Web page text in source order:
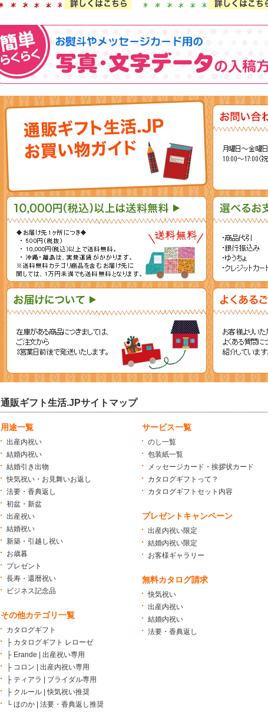
通販ギフト生活.JPサイトマップ
用途一覧
出産内祝い
結婚内祝い
結婚引き出物
快気祝い・お見舞いお返し
法要・香典返し
初盆・新盆
出産祝い
結婚祝い
新築・引越し祝い
お歳暮
プレゼント
長寿・還暦祝い
ビジネス記念品
その他カテゴリ一覧
カタログギフト
├ カタログギフト レローゼ
├ Erande | 出産祝い専用
├ コロン | 出産内祝い専用
├ ティアラ | ブライダル専用
├ クルール | 快気祝い推奨
└ ほのか | 法要・香典返し推奨
サービス一覧
のし一覧
包装紙一覧
メッセージカード・挨拶状カード
カタログギフトって？
カタログギフトセット内容
プレゼントキャンペーン
出産内祝い限定
結婚内祝い限定
お客様ギャラリー
無料カタログ請求
快気祝い
出産内祝い
結婚内祝い
法要・香典返し